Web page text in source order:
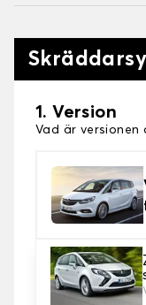
1. Version
Vad är
2. Material
Välj material för